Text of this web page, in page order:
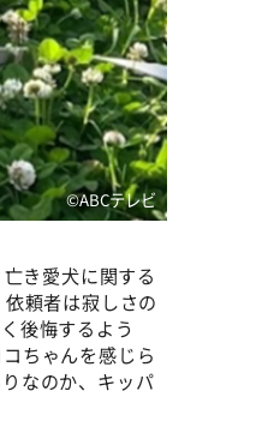
©️ABCテレビ
き愛犬に関する
頼者は寂しさの
後悔するよう
ちゃんを感じら
なのか、キッパ